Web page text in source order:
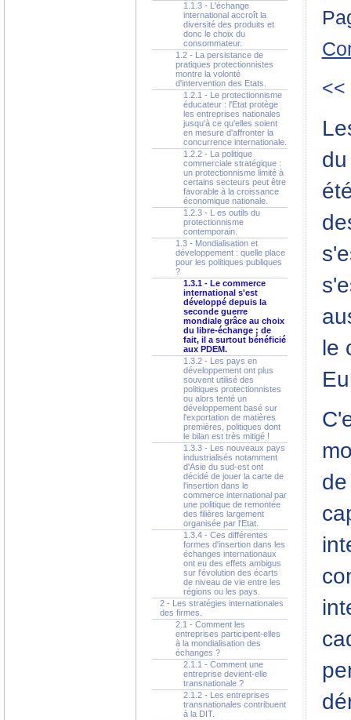
1.1.3 - L'échange
international accroît la
diversité des produits et
donc le choix du
consommateur.
1.2 - La persistance de
pratiques protectionnistes
montre la volonté
d'intervention des Etats.
1.2.1 - Le protectionnisme
éducateur : l'Etat protège
les entreprises nationales
jusqu'à ce qu'elles soient
en mesure d'affronter la
concurrence internationale.
1.2.2 - La politique
commerciale stratégique :
un protectionnisme limité à
certains secteurs peut être
favorable à la croissance
économique nationale.
1.2.3 - L es outils du
protectionnisme
contemporain.
1.3 - Mondialisation et
développement : quelle place
pour les politiques publiques
?
1.3.1 - Le commerce
international s'est
développé depuis la
seconde guerre
mondiale grâce au choix
du libre-échange ; de
fait, il a surtout bénéficié
aux PDEM.
1.3.2 - Les pays en
développement ont plus
souvent utilisé des
politiques protectionnistes
ou alors tenté un
développement basé sur
l'exportation de matières
premières, politiques dont
le bilan est très mitigé !
1.3.3 - Les nouveaux pays
industrialisés notamment
d'Asie du sud-est ont
décidé de jouer la carte de
l'insertion dans le
commerce international par
une politique de remontée
des filières largement
organisée par l'Etat.
1.3.4 - Ces différentes
formes d'insertion dans les
échanges internationaux
ont eu des effets ambigus
sur l'évolution des écarts
de niveau de vie entre les
régions ou les pays.
2 - Les stratégies internationales
des firmes.
2.1 - Comment les
entreprises participent-elles
à la mondialisation des
échanges ?
2.1.1 - Comment une
entreprise devient-elle
transnationale ?
2.1.2 - Les entreprises
transnationales contribuent
à la DIT.
<<
le